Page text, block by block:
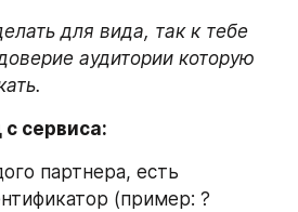
для вида, так к тебе
аудитории которую
сервиса:
партнера, есть
(пример: ?